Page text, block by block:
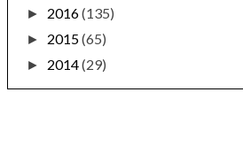
► 2016(135)
► 2015(65)
► 2014(29)